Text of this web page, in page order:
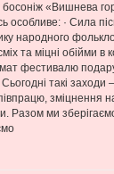
«Вишнева
· Сила
народного
та міцні обійми в
фестивалю
такі
зміцнення
Разом ми